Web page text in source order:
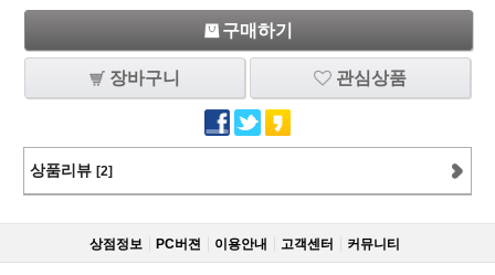
구매하기
장바구니 관심상품
상품리뷰 [2]
상점정보 PC버젼 이용안내 고객센터 커뮤니티